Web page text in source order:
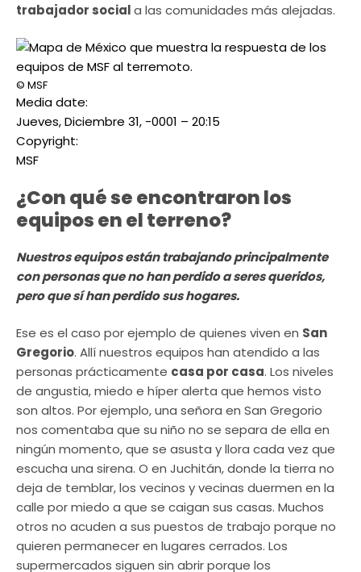
trabajador sociala las comunidades más alejadas.
© MSF
Media date:
Jueves, Diciembre 31, -0001 – 20:15
Copyright:
MSF
¿Con qué se encontraron los
equipos en el terreno?
Nuestros equipos están trabajando principalmente
con personas que no han perdido a seres queridos,
pero que sí han perdido sus hogares.
Ese es el caso por ejemplo de quienes viven en San
Gregorio. Allí nuestros equipos han atendido a las
personas prácticamente casa por casa. Los niveles
de angustia, miedo e híper alerta que hemos visto
son altos. Por ejemplo, una señora en San Gregorio
nos comentaba que su niño no se separa de ella en
ningún momento, que se asusta y llora cada vez que
escucha una sirena. O en Juchitán, donde la tierra no
deja de temblar, los vecinos y vecinas duermen en la
calle por miedo a que se caigan sus casas. Muchos
otros no acuden a sus puestos de trabajo porque no
quieren permanecer en lugares cerrados. Los
supermercados siguen sin abrir porque los